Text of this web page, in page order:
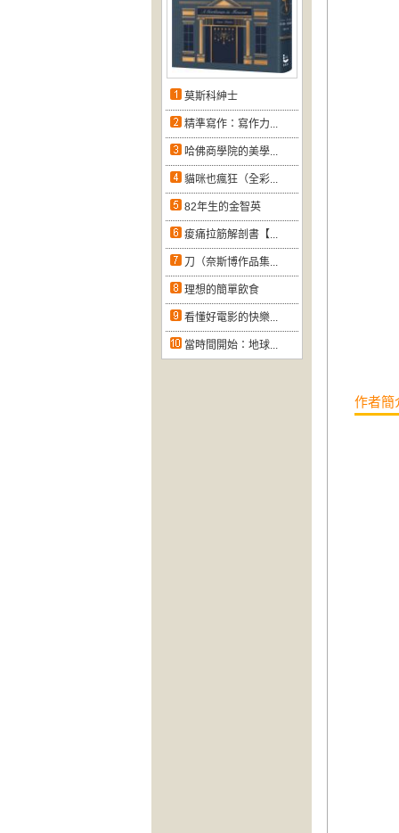
莫斯科紳士
精準寫作：寫作力...
哈佛商學院的美學...
貓咪也瘋狂（全彩...
82年生的金智英
痠痛拉筋解剖書【...
刀（奈斯博作品集...
理想的簡單飲食
看懂好電影的快樂...
當時間開始：地球...
作者簡